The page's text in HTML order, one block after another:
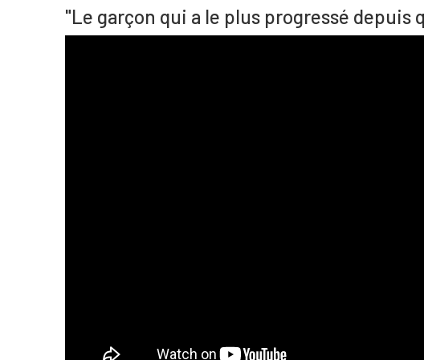
"Le garçon qui a le plus progressé depuis